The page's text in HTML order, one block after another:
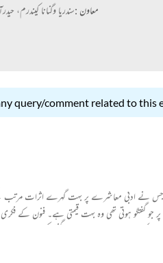
معاون :سندریا وگنانا کیندرم،
query/comment related to this
ادب کا ایک معتبر اور مستند رسالہ تھا۔ جس نے ادبی معاشرے
پر جو گفتگو ہوتی تھی وہ بہت قیمتی ہے۔ فنون کے
میں مجلہ فنون کا اہم حصہ بھی بہر طور شامل